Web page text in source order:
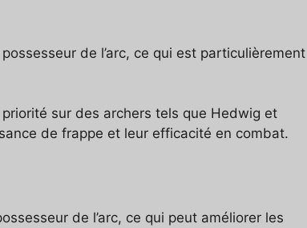
de l’arc, ce qui est particulièrement
sur des archers tels que Hedwig et
de frappe et leur efficacité en combat.
de l’arc, ce qui peut améliorer les